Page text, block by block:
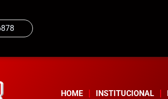
HOME INSTITUCIONAL